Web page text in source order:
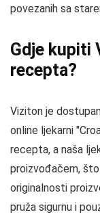
povezanih sa
Gdje kupiti
recepta?
Viziton je
online ljekarni
recepta, a naša
proizvođačem,
originalnosti
pruža sigurnu i